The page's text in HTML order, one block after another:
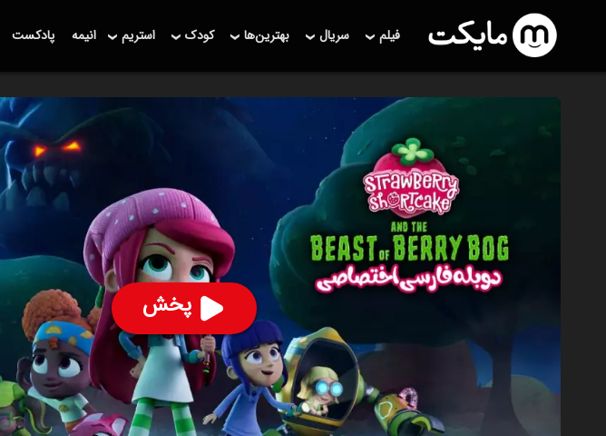
فیلم سریال بهترین‌ها کودک استریم انیمه پادکست
پخش